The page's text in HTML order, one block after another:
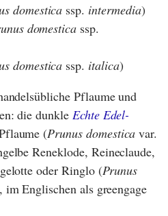
domestica ssp. intermedia)
domestica ssp.
domestica ssp. italica)
Pflaume und
die dunkle Echte Edel-
(Prunus domestica var.
Reneklode, Reineclaude,
oder Ringlo (Prunus
im Englischen als greengage